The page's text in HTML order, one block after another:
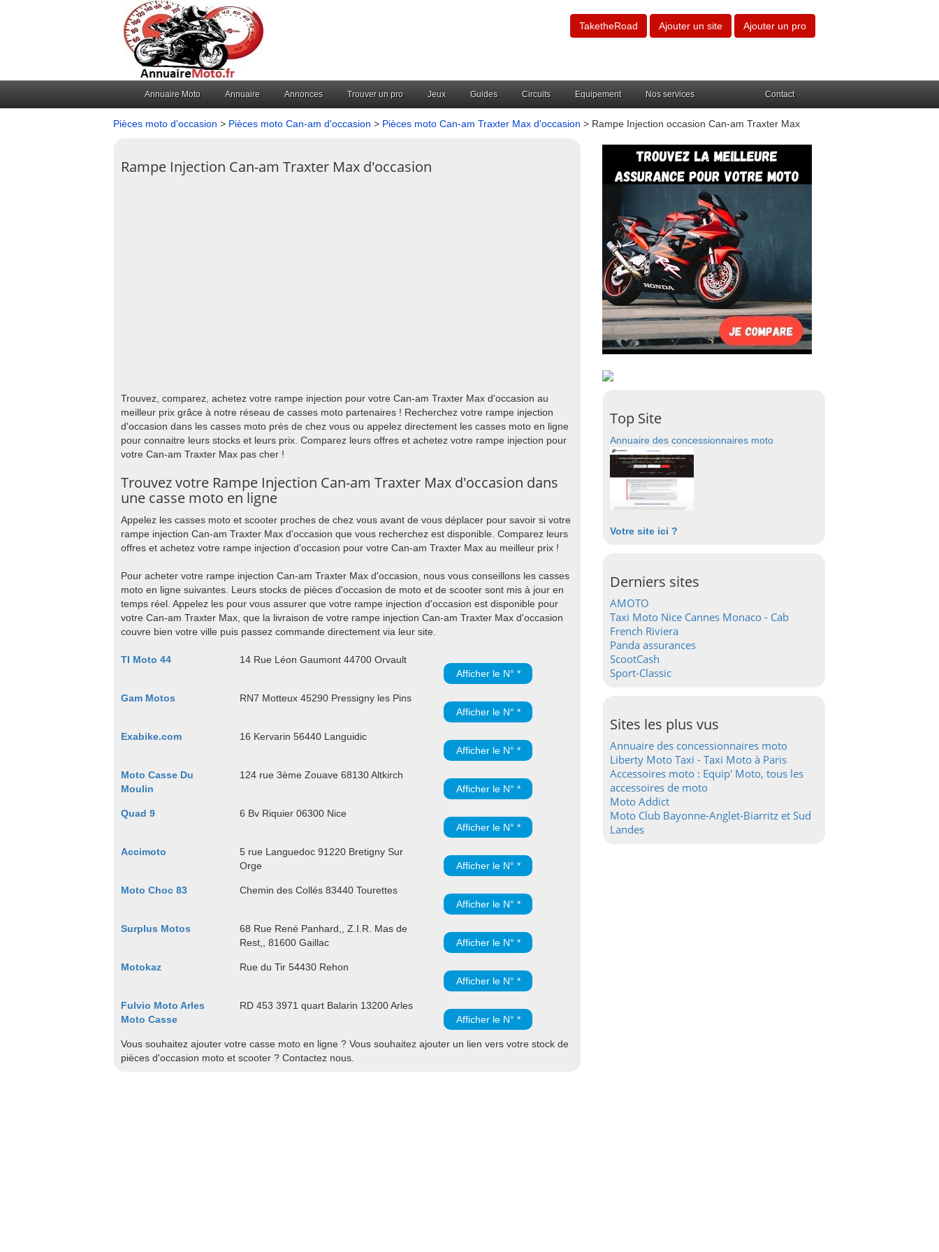
TaketheRoad Ajouter un site Ajouter un pro
Annuaire Moto Annuaire Annonces Trouver un pro Jeux Guides Circuits Equipement Nos services Contact
Pièces moto d'occasion > Pièces moto Can-am d'occasion > Pièces moto Can-am Traxter Max d'occasion > Rampe Injection occasion Can-am Traxter Max
Rampe Injection Can-am Traxter Max d'occasion
Trouvez, comparez, achetez votre rampe injection pour votre Can-am Traxter Max d'occasion au
meilleur prix grâce à notre réseau de casses moto partenaires ! Recherchez votre rampe injection
d'occasion dans les casses moto près de chez vous ou appelez directement les casses moto en ligne
pour connaitre leurs stocks et leurs prix. Comparez leurs offres et achetez votre rampe injection pour
votre Can-am Traxter Max pas cher !
Trouvez votre Rampe Injection Can-am Traxter Max d'occasion dans
une casse moto en ligne
Appelez les casses moto et scooter proches de chez vous avant de vous déplacer pour savoir si votre
rampe injection Can-am Traxter Max d'occasion que vous recherchez est disponible. Comparez leurs
offres et achetez votre rampe injection d'occasion pour votre Can-am Traxter Max au meilleur prix !
Pour acheter votre rampe injection Can-am Traxter Max d'occasion, nous vous conseillons les casses
moto en ligne suivantes. Leurs stocks de pièces d'occasion de moto et de scooter sont mis à jour en
temps réel. Appelez les pour vous assurer que votre rampe injection d'occasion est disponible pour
votre Can-am Traxter Max, que la livraison de votre rampe injection Can-am Traxter Max d'occasion
couvre bien votre ville puis passez commande directement via leur site.
TI Moto 44
14 Rue Léon Gaumont 44700 Orvault
Afficher le N° *
Gam Motos
RN7 Motteux 45290 Pressigny les Pins
Afficher le N° *
Exabike.com
16 Kervarin 56440 Languidic
Afficher le N° *
Moto Casse Du
Moulin
124 rue 3ème Zouave 68130 Altkirch
Afficher le N° *
Quad 9
6 Bv Riquier 06300 Nice
Afficher le N° *
Accimoto
5 rue Languedoc 91220 Bretigny Sur
Orge
Afficher le N° *
Moto Choc 83
Chemin des Collés 83440 Tourettes
Afficher le N° *
Surplus Motos
68 Rue René Panhard,, Z.I.R. Mas de
Rest,, 81600 Gaillac
Afficher le N° *
Motokaz
Rue du Tir 54430 Rehon
Afficher le N° *
Fulvio Moto Arles
Moto Casse
RD 453 3971 quart Balarin 13200 Arles
Afficher le N° *
Vous souhaitez ajouter votre casse moto en ligne ? Vous souhaitez ajouter un lien vers votre stock de
pièces d'occasion moto et scooter ? Contactez nous.
Top Site
Annuaire des concessionnaires moto
Votre site ici ?
Derniers sites
AMOTO
Taxi Moto Nice Cannes Monaco - Cab
French Riviera
Panda assurances
ScootCash
Sport-Classic
Sites les plus vus
Annuaire des concessionnaires moto
Liberty Moto Taxi - Taxi Moto à Paris
Accessoires moto : Equip' Moto, tous les
accessoires de moto
Moto Addict
Moto Club Bayonne-Anglet-Biarritz et Sud
Landes